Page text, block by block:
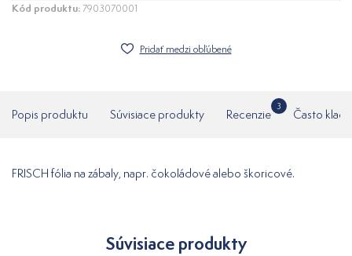
Kód produktu:7903070001
Pridať medzi obľúbené
Popis produktu Súvisiace produkty Recenzie
3
Často
FRISCH fólia na zábaly, napr. čokoládové alebo škoricové.
Súvisiace produkty